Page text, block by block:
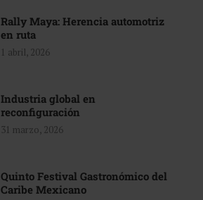
Rally Maya: Herencia automotriz
en ruta
1 abril, 2026
Industria global en
reconfiguración
31 marzo, 2026
Quinto Festival Gastronómico del
Caribe Mexicano